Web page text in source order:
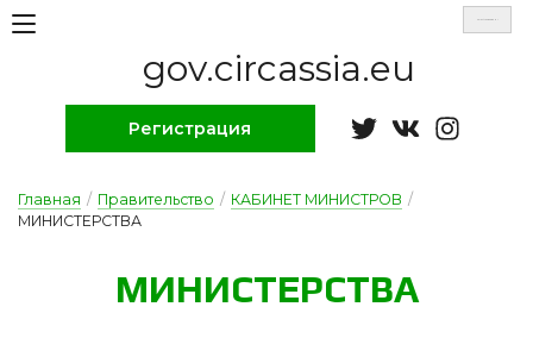
gov.circassia.eu
Регистрация
Главная / Правительство / КАБИНЕТ МИНИСТРОВ /
МИНИСТЕРСТВА
МИ­НИС­ТЕРС­ТВА